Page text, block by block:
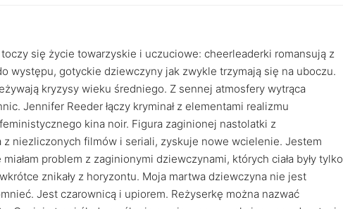
się życie towarzyskie i uczuciowe: cheerleaderki romansują z
występu, gotyckie dziewczyny jak zwykle trzymają się na uboczu.
kryzysy wieku średniego. Z sennej atmosfery wytrąca
Jennifer Reeder łączy kryminał z elementami realizmu
kina noir. Figura zaginionej nastolatki z
z niezliczonych filmów i seriali, zyskuje nowe wcielenie. Jestem
problem z zaginionymi dziewczynami, których ciała były tylko
znikały z horyzontu. Moja martwa dziewczyna nie jest
Jest czarownicą i upiorem. Reżyserkę można nazwać